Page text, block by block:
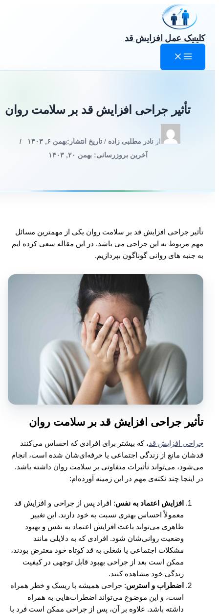
محتواکلینیک عمل افزایش قد
تأثیر جراحی افزایش قد بر سلامت روان
از نادر مطلبی زاده/تاریخ انتشار: بهمن ۶, ۱۴۰۳
آخرین بروزرسانی: بهمن ۲۰, ۱۴۰۳
تأثیر جراحی افزایش قد بر سلامت روان یکی از مهمترین مسائل
مهم مربوط به این جراحی می باشد. در این مقاله سعی کرده ایم
به جنبه های روانی گوناگون بپردازیم.
تأثیر جراحی افزایش قد بر سلامت روان
جراحی افزایش قد، که بیشتر برای افرادی که احساس می‌کنند
قدشان مانع از زندگی اجتماعی یا حرفه‌ای‌شان شده است، انجام
می‌شود، می‌تواند تأثیرات متفاوتی بر سلامت روان داشته باشد.
در اینجا چند نکته‌ی مهم در این زمینه آورده‌ام:
افزایش اعتماد به نفس: افراد پس از جراحی و افزایش قد
معمولاً احساس بهتری نسبت به خود دارند. این تغییر
ظاهری می‌تواند باعث افزایش اعتماد به نفس و بهبود
وضعیت روانی‌شان شود. افرادی که به دلایلی مانند
مشکلات اجتماعی یا شغلی به قد کوتاه خود معترض بودند،
ممکن است بعد از جراحی بهبود قابل توجهی در کیفیت
زندگی خود مشاهده کنند.
اضطراب و استرس: جراحی همیشه با ریسک و خطر همراه
است، و این موضوع می‌تواند اضطراب‌هایی به همراه
داشته باشد. علاوه بر آن، پس از جراحی ممکن است فرد با